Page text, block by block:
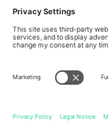
Mexico
Av Chapultepec
Norte,
Ciudad de México,
Mexico
პლატფორმის